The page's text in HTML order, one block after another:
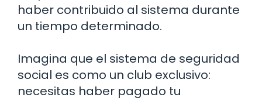
haber contribuido al sistema durante
un tiempo determinado.
Imagina que el sistema de seguridad
social es como un club exclusivo:
necesitas haber pagado tu